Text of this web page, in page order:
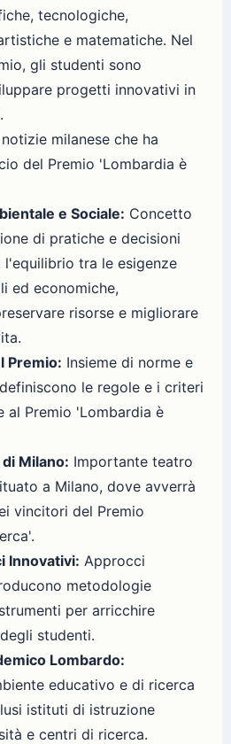
tecnologiche,
e matematiche. Nel
gli studenti sono
progetti innovativi in
milanese che ha
del Premio 'Lombardia è
e Sociale: Concetto
di pratiche e decisioni
tra le esigenze
ed economiche,
risorse e migliorare
Premio: Insieme di norme e
le regole e i criteri
al Premio 'Lombardia è
Milano: Importante teatro
a Milano, dove avverrà
vincitori del Premio
Innovativi: Approcci
metodologie
per arricchire
studenti.
Lombardo:
educativo e di ricerca
istituti di istruzione
e centri di ricerca.